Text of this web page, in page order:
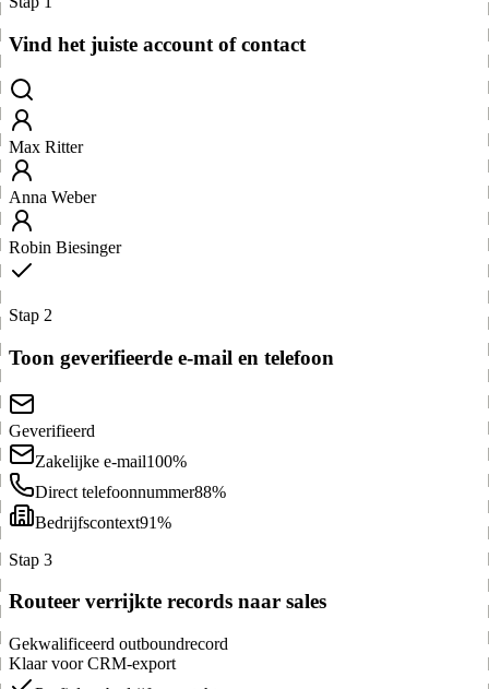
Vind het juiste account of contact
Max Ritter
Anna Weber
Robin Biesinger
Stap 2
Toon geverifieerde e-mail en telefoon
Geverifieerd
Zakelijke e-mail100%
Direct telefoonnummer88%
Bedrijfscontext91%
Stap 3
Routeer verrijkte records naar sales
Gekwalificeerd outboundrecord
Klaar voor CRM-export